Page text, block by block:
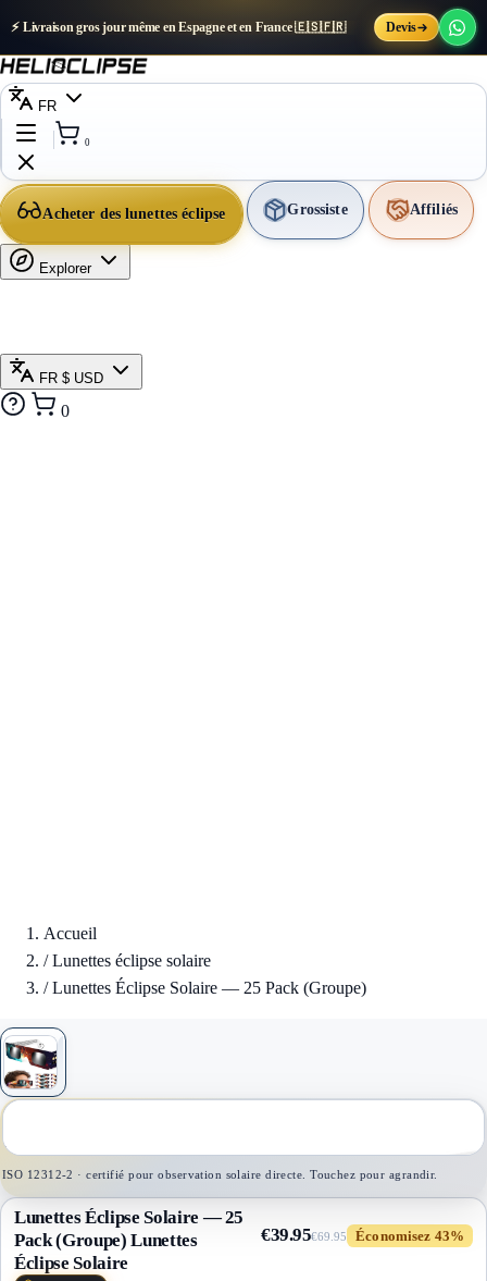
⚡ Livraison gros jour même en Espagne et en France 🇪🇸🇫🇷 Devis
FR
0
Acheter des lunettes éclipse Grossiste Affiliés
Explorer
FR $ USD
0
Accueil
/Lunettes éclipse solaire
/Lunettes Éclipse Solaire — 25 Pack (Groupe)
1
ISO 12312-2 · certifié pour observation solaire directe. Touchez pour agrandir.
Lunettes Éclipse Solaire — 25
Pack (Groupe)Lunettes
Éclipse Solaire
€39.95€69.95 Économisez 43%